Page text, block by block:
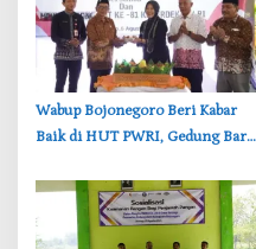
‎Wabup Bojonegoro Beri Kabar
Baik di HUT PWRI, Gedung Baru